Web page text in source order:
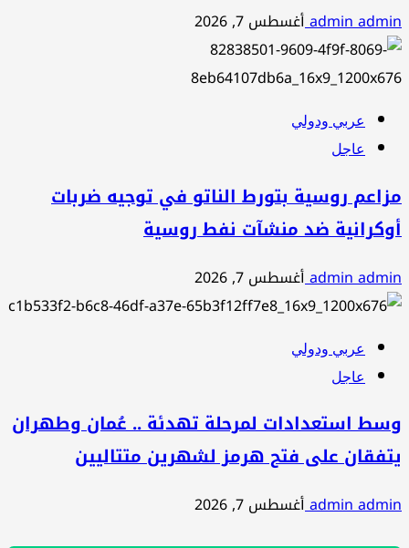
admin adminأغسطس 7, 2026
عربي ودولي
عاجل
مزاعم روسية بتورط الناتو في توجيه ضربات
أوكرانية ضد منشآت نفط روسية
admin adminأغسطس 7, 2026
عربي ودولي
عاجل
وسط استعدادات لمرحلة تهدئة .. عُمان وطهران
يتفقان على فتح هرمز لشهرين متتاليين
admin adminأغسطس 7, 2026